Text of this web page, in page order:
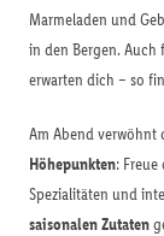
Marmeladen und
in den Bergen. Auch
erwarten dich – so
Am Abend verwöhnt
Höhepunkten:
Spezialitäten und
saisonalen Zutaten